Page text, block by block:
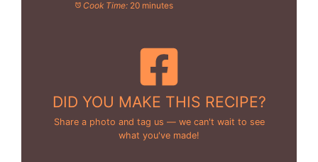
Cook Time: 20 minutes
DID YOU MAKE THIS RECIPE?
Share a photo and tag us — we can't wait to see
what you've made!